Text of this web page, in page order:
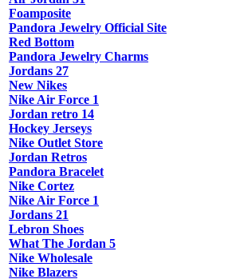
Foamposite
Pandora Jewelry Official Site
Red Bottom
Pandora Jewelry Charms
Jordans 27
New Nikes
Nike Air Force 1
Jordan retro 14
Hockey Jerseys
Nike Outlet Store
Jordan Retros
Pandora Bracelet
Nike Cortez
Nike Air Force 1
Jordans 21
Lebron Shoes
What The Jordan 5
Nike Wholesale
Nike Blazers